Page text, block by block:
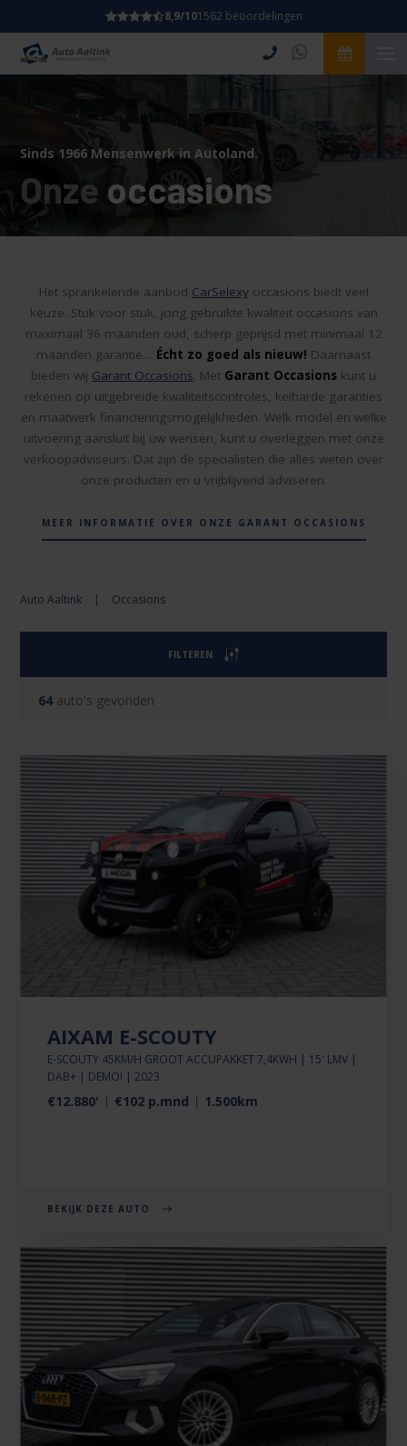
8,9/101562 beoordelingen
Sinds 1966 Mensenwerk in Autoland.
Onze occasions
Het sprankelende aanbod CarSelexyoccasions biedt veel
keuze. Stuk voor stuk, jong gebruikte kwaliteit occasions van
maximaal 36 maanden oud, scherp geprijsd met minimaal 12
maanden garantie… Écht zo goed als nieuw! Daarnaast
bieden wij Garant Occasions. Met Garant Occasions kunt u
rekenen op uitgebreide kwaliteitscontroles, keiharde garanties
en maatwerk financieringsmogelijkheden. Welk model en welke
uitvoering aansluit bij uw wensen, kunt u overleggen met onze
verkoopadviseurs. Dat zijn de specialisten die alles weten over
onze producten en u vrijblijvend adviseren.
MEER INFORMATIE OVER ONZE GARANT OCCASIONS
Auto Aaltink | Occasions
FILTEREN
64 auto's gevonden
AIXAM E-SCOUTY
E-SCOUTY 45KM/H GROOT ACCUPAKKET 7,4KWH | 15' LMV |
DAB+ | DEMO! | 2023
€12.880' €102 p.mnd 1.500km
BEKIJK DEZE AUTO